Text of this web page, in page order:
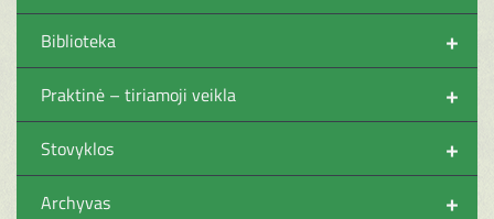
+
Biblioteka
+
Praktinė – tiriamoji veikla
+
Stovyklos
+
Archyvas